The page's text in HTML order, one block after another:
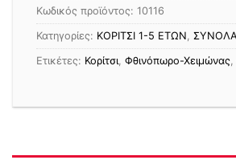
Κωδικός προϊόντος: 10116
Κατηγορίες: ΚΟΡΙΤΣΙ 1-5 ΕΤΩΝ
Ετικέτες: Κορίτσι Φθινόπωρο-Χειμώνας